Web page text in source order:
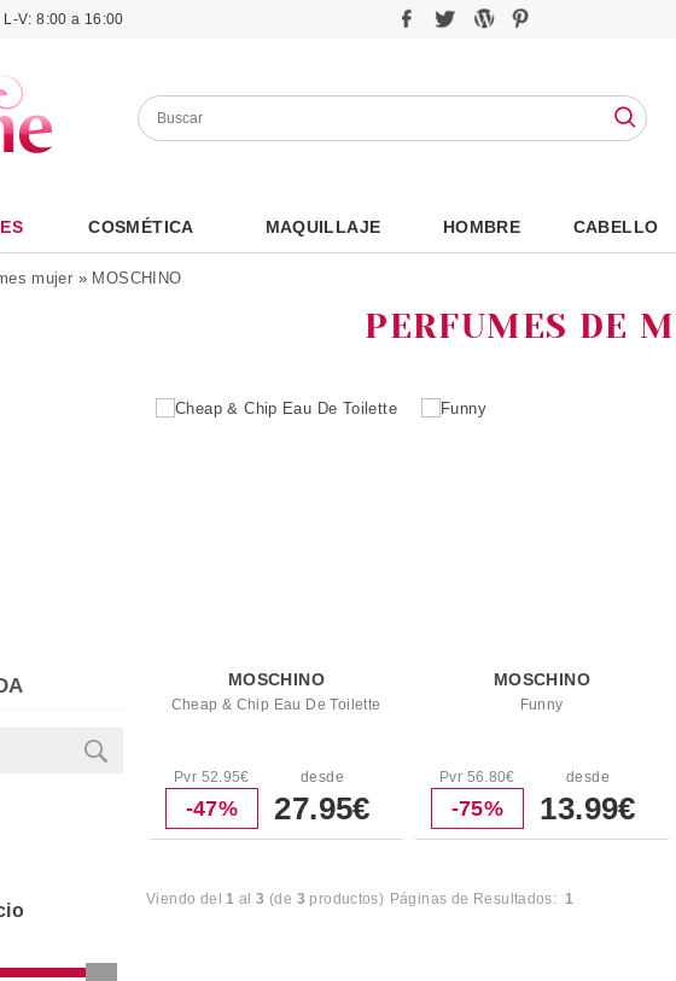
L-V: 8:00 a 16:00
COSMÉTICA MAQUILLAJE HOMBRE CABELLO
mujer » MOSCHINO
PERFUMES DE
MOSCHINO
Cheap & Chip Eau De Toilette
Pvr 52.95€
-47%
desde
27.95€
MOSCHINO
Funny
Pvr 56.80€
-75%
desde
13.99€
Viendo del1 al3 (de 3 productos) Páginas de Resultados:1